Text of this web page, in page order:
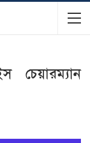
চেয়ারম্যান